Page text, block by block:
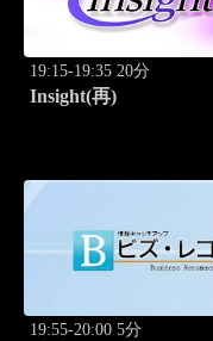
19:15-19:35 20分
Insight(再)
19:55-20:00 5分